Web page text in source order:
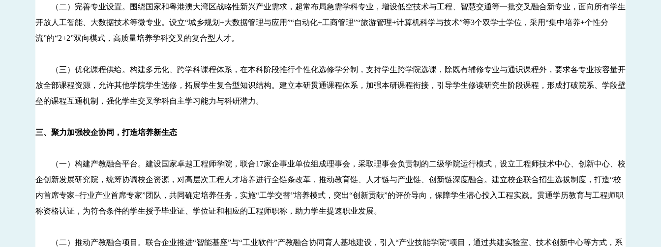
（二）完善专业设置。围绕国家和粤港澳大湾区战略性新兴产业需求，超常布局急需学科专业，增设低空技术与工程、智慧交通等一批交叉融合新专业，面向所有学生
开放人工智能、大数据技术等微专业。设立“城乡规划+大数据管理与应用”“自动化+工商管理”“旅游管理+计算机科学与技术”等3个双学士学位，采用“集中培养+个性分
流”的“2+2”双向模式，高质量培养学科交叉的复合型人才。
（三）优化课程供给。构建多元化、跨学科课程体系，在本科阶段推行个性化选修学分制，支持学生跨学院选课，除既有辅修专业与通识课程外，要求各专业按容量开
放全部课程资源，允许其他学院学生选修，拓展学生复合型知识结构。建立本研贯通课程体系，加强本研课程衔接，引导学生修读研究生阶段课程，形成打破院系、学段壁
垒的课程互通机制，强化学生交叉学科自主学习能力与科研潜力。
三、聚力加强校企协同，打造培养新生态
（一）构建产教融合平台。建设国家卓越工程师学院，联合17家企事业单位组成理事会，采取理事会负责制的二级学院运行模式，设立工程师技术中心、创新中心、校
企创新发展研究院，统筹协调校企资源，对高层次工程人才培养进行全链条改革，推动教育链、人才链与产业链、创新链深度融合。建立校企联合招生选拔制度，打造“校
内首席专家+行业产业首席专家”团队，共同确定培养任务，实施“工学交替”培养模式，突出“创新贡献”的评价导向，保障学生潜心投入工程实践。贯通学历教育与工程师职
称资格认证，为符合条件的学生授予毕业证、学位证和相应的工程师职称，助力学生提速职业发展。
（二）推动产教融合项目。联合企业推进“智能基座”与“工业软件”产教融合协同育人基地建设，引入“产业技能学院”项目，通过共建实验室、技术创新中心等方式，系